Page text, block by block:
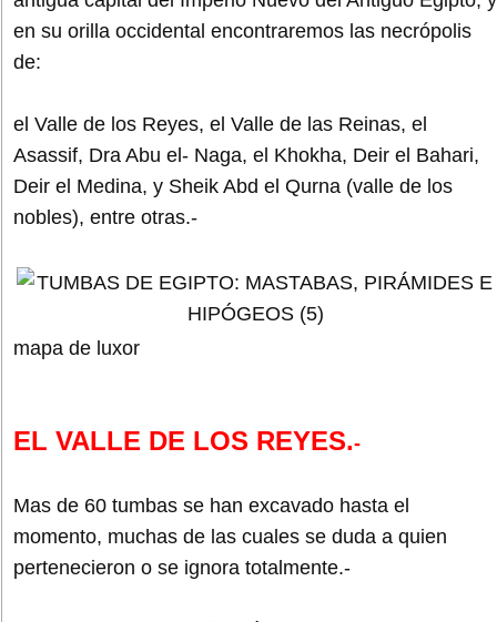
en su orilla occidental encontraremos las necrópolis
de:
el Valle de los Reyes, el Valle de las Reinas, el
Asassif, Dra Abu el- Naga, el Khokha, Deir el Bahari,
Deir el Medina, y Sheik Abd el Qurna (valle de los
nobles), entre otras.-
mapa de luxor
EL VALLE DE LOS REYES.-
Mas de 60 tumbas se han excavado hasta el
momento, muchas de las cuales se duda a quien
pertenecieron o se ignora totalmente.-